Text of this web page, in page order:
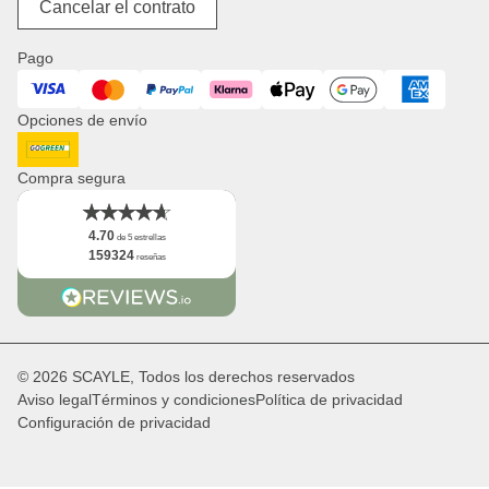
Productos de pañal
Relojes
Jobs
Distribución & B2B
Newsletter
Logo
Hechos
Cancelar el contrato
Pago
Visa Mastercard PayPal Klarna ApplePay GooglePay American
Opciones de envío
DHL GoGreen
Compra segura
4.70de 5 estrellas
159324reseñas
© 2026 SCAYLE, Todos los derechos reservados
Aviso legalTérminos y condicionesPolítica de privacidad
Configuración de privacidad